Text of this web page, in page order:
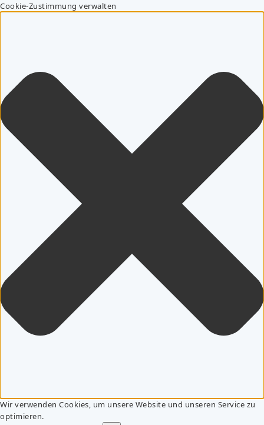
Cookie-Zustimmung verwalten
Wir verwenden Cookies, um unsere Website und unseren Service zu
optimieren.